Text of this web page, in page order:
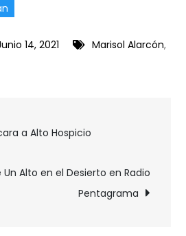
14, 2021 Marisol Alarcón,
a Alto Hospicio
Alto en el Desierto en Radio
Pentagrama